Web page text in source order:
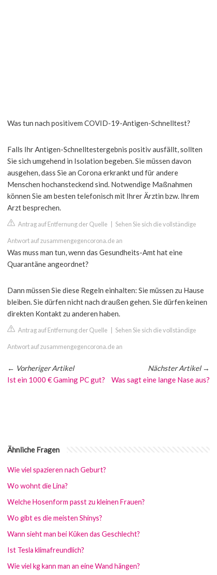
Was tun nach positivem COVID-19-Antigen-Schnelltest?
Falls Ihr Antigen-Schnelltestergebnis positiv ausfällt, sollten
Sie sich umgehend in Isolation begeben. Sie müssen davon
ausgehen, dass Sie an Corona erkrankt und für andere
Menschen hochansteckend sind. Notwendige Maßnahmen
können Sie am besten telefonisch mit Ihrer Ärztin bzw. Ihrem
Arzt besprechen.
Antrag auf Entfernung der Quelle Sehen Sie sich die vollständige
Antwort auf zusammengegencorona.de an
Was muss man tun, wenn das Gesundheits-Amt hat eine
Quarantäne angeordnet?
Dann müssen Sie diese Regeln einhalten: Sie müssen zu Hause
bleiben. Sie dürfen nicht nach draußen gehen. Sie dürfen keinen
direkten Kontakt zu anderen haben.
Antrag auf Entfernung der Quelle Sehen Sie sich die vollständige
Antwort auf zusammengegencorona.de an
← Vorheriger Artikel
Ist ein 1000 € Gaming PC gut?
Nächster Artikel→
Was sagt eine lange Nase aus?
Ähnliche Fragen
Wie viel spazieren nach Geburt?
Wo wohnt die Lina?
Welche Hosenform passt zu kleinen Frauen?
Wo gibt es die meisten Shinys?
Wann sieht man bei Küken das Geschlecht?
Ist Tesla klimafreundlich?
Wie viel kg kann man an eine Wand hängen?